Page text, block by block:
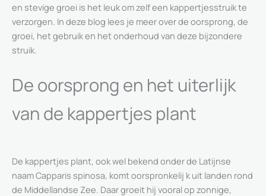
en stevige groei is het leuk om zelf een kappertjesstruik te
verzorgen. In deze blog lees je meer over de oorsprong, de
groei, het gebruik en het onderhoud van deze bijzondere
struik.
De oorsprong en het uiterlijk
van de kappertjes plant
De kappertjes plant, ook wel bekend onder de Latijnse
naam Capparis spinosa, komt oorspronkelij k uit landen rond
de Middellandse Zee. Daar groeit hij vooral op zonnige,